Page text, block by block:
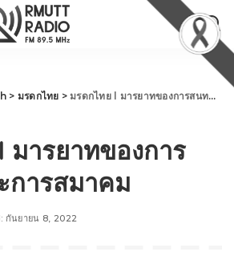
> มรดกไทย >มรดกไทย l มารยาทของการสนทนาและการสมาคม
มารยาทของการ
การสมาคม
กันยายน 8, 2022